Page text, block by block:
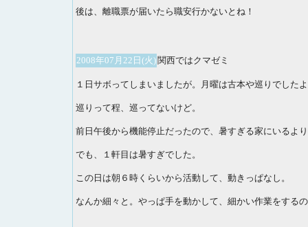
後は、離職票が届いたら職安行かないとね！
2008年07月22日(火) 関西ではクマゼミ
１日サボってしまいましたが。月曜は古本や巡りでした
巡りって程、巡ってないけど。
前日午後から機能停止だったので、暑すぎる家にいるよ
でも、１軒目は暑すぎでした。
この日は朝６時くらいから活動して、動きっぱなし。
なんか細々と。やっぱ手を動かして、細かい作業をする